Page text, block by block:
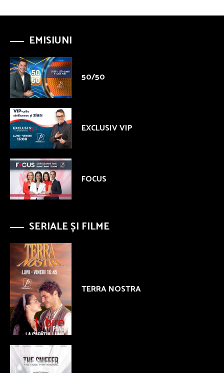
EMISIUNI
50/50
EXCLUSIV VIP
FOCUS
SERIALE ȘI FILME
TERRA NOSTRA